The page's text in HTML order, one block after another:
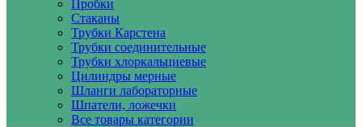
Пробки
Стаканы
Трубки Карстена
Трубки соединительные
Трубки хлоркальциевые
Цилиндры мерные
Шланги лабораторные
Шпатели, ложечки
Все товары категории